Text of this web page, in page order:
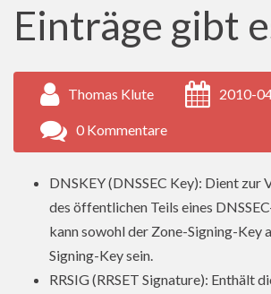
Einträge gibt
Thomas Klute 2010-
0 Kommentare
DNSKEY (DNSSEC Key): Dient zur
des öffentlichen Teils eines
kann sowohl der Zone-Signing-Key
Signing-Key sein.
RRSIG (RRSET Signature): Enthält